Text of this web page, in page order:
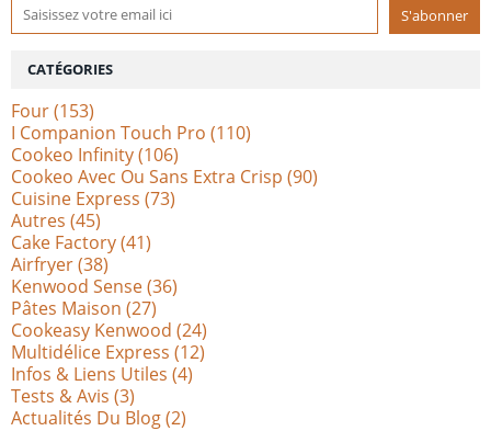
CATÉGORIES
Four(153)
I Companion Touch Pro (110)
Cookeo Infinity(106)
Cookeo Avec Ou Sans Extra Crisp (90)
Cuisine Express (73)
Autres (45)
Cake Factory(41)
Airfryer(38)
Kenwood Sense(36)
Pâtes Maison (27)
Cookeasy Kenwood (24)
Multidélice Express (12)
Infos & Liens Utiles (4)
Tests & Avis (3)
Actualités Du Blog(2)